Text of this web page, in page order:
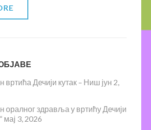
вртића Дечији кутак – Ниш јун 2,
оралног здравља у вртићу Дечији
мај 3, 2026